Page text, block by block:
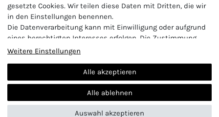
Logo von DHL für Paketversand
Logo von Zahlung per
Vertrag widerrufen
© 2024 Abunt| Design by neoprisma
gesetzte Cookies. Wir teilen diese Daten mit Dritten, die wir
in den Einstellungen benennen.
Die Datenverarbeitung kann mit Einwilligung oder aufgrund
eines berechtigten Interesses erfolgen. Die Zustimmung
kann erteilt oder abgelehnt werden. Es besteht das Recht,
Zeitpunkt zu ändern oder zu widerrufen. Beachten Sie unser
Impressumund weitere Hinweise zur Verwendung
personenbezogener Daten in unserer
Weitere Einstellungen
Alle akzeptieren
Alle ablehnen
Auswahl akzeptieren